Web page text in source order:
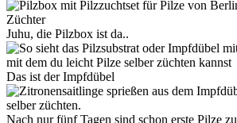
Juhu, die Pilzbox ist da..
Das ist der Impfdübel
Nach nur fünf Tagen sind schon erste Pilze